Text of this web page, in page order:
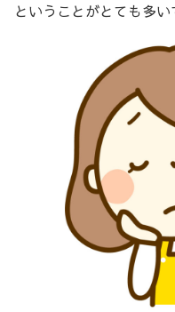
ということがとても多い